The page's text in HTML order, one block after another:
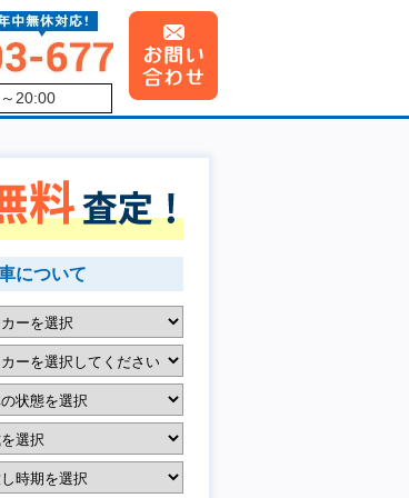
20:00
について